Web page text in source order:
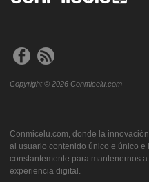
Copyright © 2026 Conmicelu.com
Conmicelu.com, donde la
al usuario contenido único e único
constantemente para mantenernos
experiencia digital.